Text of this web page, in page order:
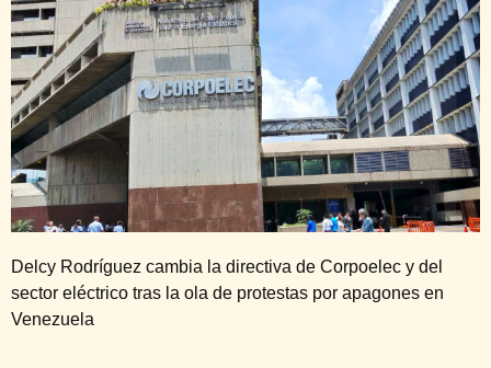
Delcy Rodríguez cambia la directiva de Corpoelec y del
sector eléctrico tras la ola de protestas por apagones en
Venezuela